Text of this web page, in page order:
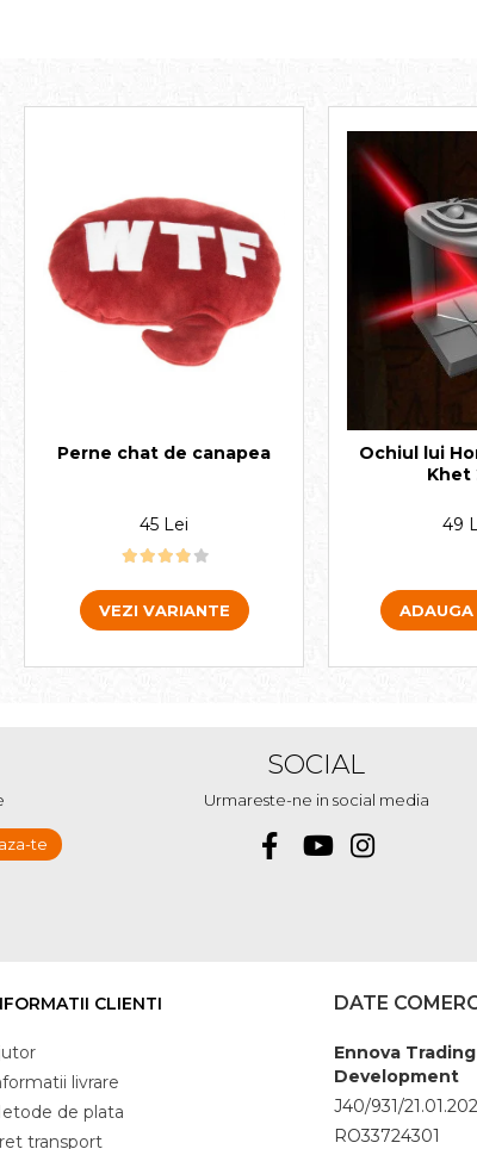
Perne chat de canapea
45 Lei
VEZI VARIANTE
Ochiul lui
Khet
49
ADAUGA
SOCIAL
Urmareste-ne in social media
CLIENTI
livrare
de plata
transport
DATE
Ennova
Development
J40/931/
RO33724301